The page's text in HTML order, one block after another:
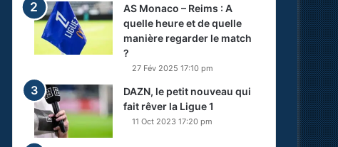
AS Monaco – Reims : A
quelle heure et de quelle
manière regarder le match
?
27 Fév 2025 17:10 pm
DAZN, le petit nouveau qui
fait rêver la Ligue 1
11 Oct 2023 17:20 pm